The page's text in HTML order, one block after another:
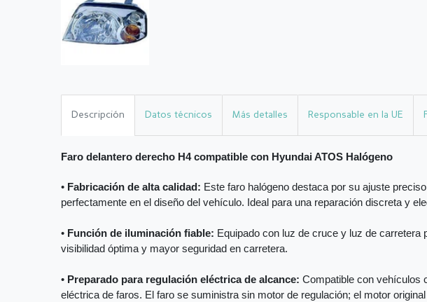
Descripción Datos técnicos Más detalles Responsable en la UE
Faro delantero derecho H4 compatible con Hyundai ATOS Halógeno
• Fabricación de alta calidad: Este faro halógeno destaca por su ajuste
perfectamente en el diseño del vehículo. Ideal para una reparación discreta y
• Función de iluminación fiable: Equipado con luz de cruce y luz de carretera
visibilidad óptima y mayor seguridad en carretera.
• Preparado para regulación eléctrica de alcance: Compatible con vehículos
eléctrica de faros. El faro se suministra sin motor de regulación; el motor